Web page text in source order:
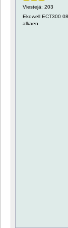
Viestejä: 203
Ekowell ECT300
alkaen